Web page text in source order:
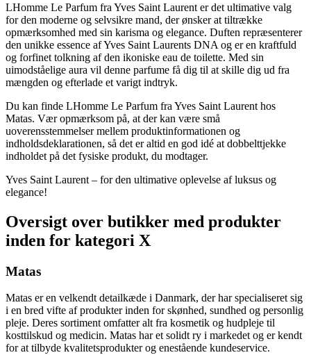
LHomme Le Parfum fra Yves Saint Laurent er det ultimative valg
for den moderne og selvsikre mand, der ønsker at tiltrække
opmærksomhed med sin karisma og elegance. Duften repræsenterer
den unikke essence af Yves Saint Laurents DNA og er en kraftfuld
og forfinet tolkning af den ikoniske eau de toilette. Med sin
uimodståelige aura vil denne parfume få dig til at skille dig ud fra
mængden og efterlade et varigt indtryk.
Du kan finde LHomme Le Parfum fra Yves Saint Laurent hos
Matas. Vær opmærksom på, at der kan være små
uoverensstemmelser mellem produktinformationen og
indholdsdeklarationen, så det er altid en god idé at dobbelttjekke
indholdet på det fysiske produkt, du modtager.
Yves Saint Laurent – for den ultimative oplevelse af luksus og
elegance!
Oversigt over butikker med produkter
inden for kategori X
Matas
Matas er en velkendt detailkæde i Danmark, der har specialiseret sig
i en bred vifte af produkter inden for skønhed, sundhed og personlig
pleje. Deres sortiment omfatter alt fra kosmetik og hudpleje til
kosttilskud og medicin. Matas har et solidt ry i markedet og er kendt
for at tilbyde kvalitetsprodukter og enestående kundeservice.